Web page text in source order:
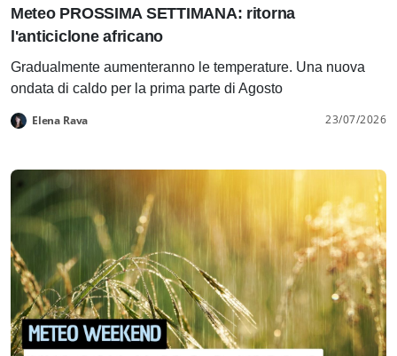
Meteo PROSSIMA SETTIMANA: ritorna
l'anticiclone africano
Gradualmente aumenteranno le temperature. Una nuova
ondata di caldo per la prima parte di Agosto
Elena Rava 23/07/2026